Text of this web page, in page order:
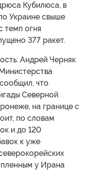
Кубилюса, в
Украине свыше
темп огня
377 ракет.
Андрей Черняк
что
Северной
на границе с
по словам
и до 120
к уже
у Ирана